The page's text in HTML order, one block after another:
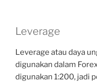
Leverage
Leverage atau daya
digunakan dalam
digunakan 1:200, jadi